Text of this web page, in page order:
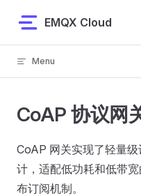
Skip to content
EMQX Cloud
Menu
CoAP 协议网
CoAP 网关实现了轻量
计，适配低功耗和低带
布订阅机制。